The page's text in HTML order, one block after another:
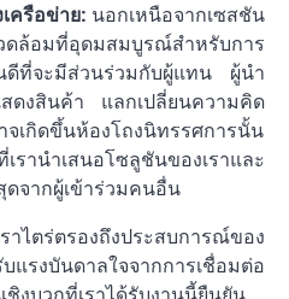
ครือข่าย: นอกเหนือจากเซสชัน
ล้อมที่อุดมสมบูรณ์สำหรับการ
นดีที่จะมีส่วนร่วมกับผู้แทน ผู้นำ
ดงสินค้า แลกเปลี่ยนความคิด
เกิดขึ้นห้องโถงนิทรรศการนั้น
านำเสนอโซลูชันของเราและ
ดจากผู้เข้าร่วมคนอื่น
าไตร่ตรองถึงประสบการณ์ของ
แรงบันดาลใจจากการเชื่อมต่อ